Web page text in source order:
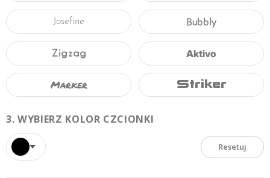
Josefine Bubbly
Zigzag Aktivo
Marker Striker
3. WYBIERZ KOLOR CZCIONKI
Resetuj